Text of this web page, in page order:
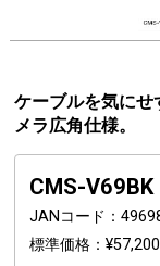
ケーブルを気にせ
メラ広角仕様。
CMS-V69BK
JANコード
標準価格
¥57,200